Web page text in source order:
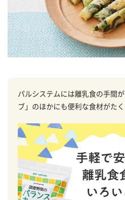
パルシステムには離乳食の手間
ブ」のほかにも便利な食材がたく